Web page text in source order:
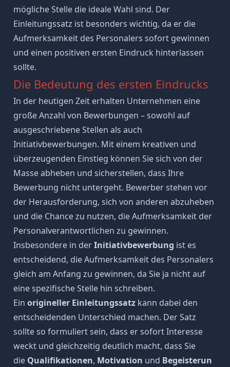
mögliche Stelle die ideale Wahl sind. Der
Einleitungssatz ist besonders wichtig, da er die
Aufmerksamkeit des Personalers sofort gewinnen
und einen positiven ersten Eindruck hinterlassen
sollte.
Die Bedeutung des ersten Eindrucks
In der heutigen Zeit erhalten Unternehmen eine
große Anzahl von Bewerbungen – sowohl auf
ausgeschriebene Stellen als auch
Initiativbewerbungen. Mit einem kreativen und
überzeugenden Einstieg können Sie sich von der
Masse abheben und sicherstellen, dass Ihre
Bewerbung nicht untergeht. Bewerber stehen vor
der Herausforderung, sich von anderen abzuheben
und die Chance zu nutzen, die Aufmerksamkeit der
Personalverantwortlichen zu gewinnen.
Insbesondere in derInitiativbewerbung ist es
entscheidend, die Aufmerksamkeit des Personalers
gleich am Anfang zu gewinnen, da Sie ja nicht auf
eine spezifische Stelle hin schreiben.
Ein origineller Einleitungssatzkann dabei den
entscheidenden Unterschied machen. Der Satz
sollte so formuliert sein, dass er sofort Interesse
weckt und gleichzeitig deutlich macht, dass Sie
die Qualifikationen, Motivation und Begeisterun